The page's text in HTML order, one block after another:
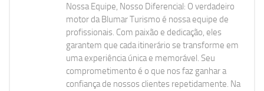
Nossa Equipe, Nosso Diferencial: O verdadeiro
motor da Blumar Turismo é nossa equipe de
profissionais. Com paixão e dedicação, eles
garantem que cada itinerário se transforme em
uma experiência única e memorável. Seu
comprometimento é o que nos faz ganhar a
confiança de nossos clientes repetidamente. Na